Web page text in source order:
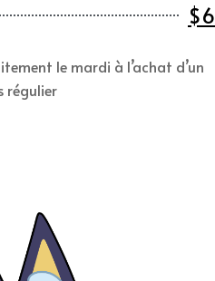
$6
le mardi à l’achat d’un
régulier